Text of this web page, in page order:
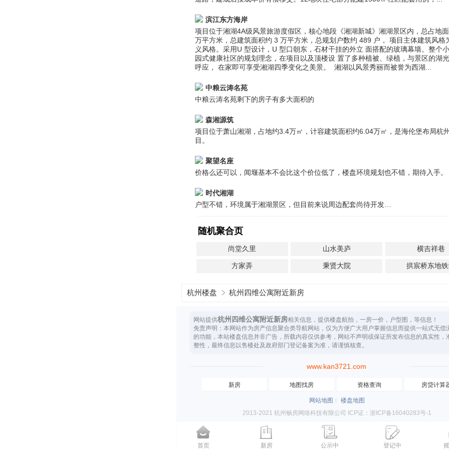
滨江东方海岸
项目位于湘湖4A级风景旅游度假区，核心地段《湘湖新城》湘湖景区内，总占地
万平方米，总建筑面积约 3 万平方米，总规划户数约 489 户， 项目主体建筑风格
义风格。采用U 型设计，U 型口朝东，石材干挂的外立 面搭配的玻璃幕墙。整个
园式健康社区的规划理念，在项目以及顶楼设 置了多种植被、绿植，与景区的湖
呼应， 在家即可享受湘湖四季变化之美景。 湘湖以风景秀丽而被誉为西湖...
中粮云涛名苑
中粮云涛名苑剩下的房子有多大面积的
森湘源筑
项目位于萧山湘湖，占地约3.4万㎡，计容建筑面积约6.04万㎡，是海伦堡布局杭
目。
聚望名座
价格么还可以，闻堰基本不会比这个价位低了，楼盘环境规划也不错，期待入手。
时代湘湖
户型不错，环境属于湘湖景区，但目前来说周边配套尚待开发…
随机聚合页
尚堂久里 山水美庐 横吉祥巷
方家弄 秉贤大院 拱宸桥东地
杭州楼盘 杭州四维公寓附近新房
网站提供杭州四维公寓附近新房相关信息，提供楼盘航拍，一房一价，户型图，等信息！
免责声明：本网站作为房产信息聚合类导航网站，仅为方便广大用户掌握信息而提供一站式无偿
的功能，本站楼盘信息并非广告，所载内容仅供参考，网站不声明或保证所发布信息的真实性，
整性，最终信息以售楼处及政府部门登记备案为准，请谨慎核查。
www.kan3721.com
新房 地图找房 资格查询 房贷计算
网站地图
楼盘地图
2013-2021 杭州畅房网络科技有限公司 ICP证：浙ICP备16040283号-1
首页 新房 公示中 登记中